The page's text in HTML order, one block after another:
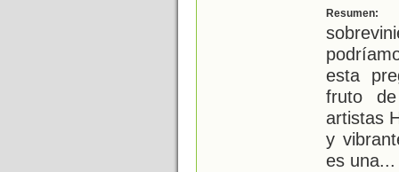
Resumen:
esta
fruto
artistas
y
es una...